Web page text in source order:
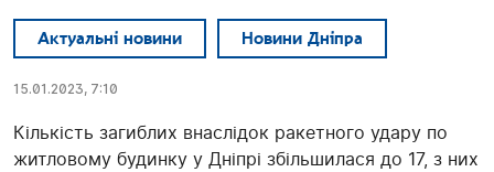
Актуальні новини Новини Дніпра
15.01.2023, 7:10
Кількість загиблих внаслідок ракетного удару по
житловому будинку у Дніпрі збільшилася до 17, з них